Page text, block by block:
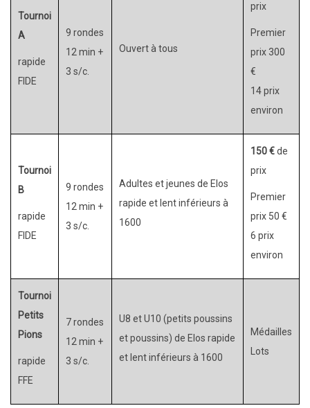
Tournoi
A
rapide
FIDE
9 rondes
12 min +
3 s/c.
Ouvert à tous
prix
Premier
prix 300
€
14 prix
environ
Tournoi
B
rapide
FIDE
9 rondes
12 min +
3 s/c.
Adultes et jeunes de Elos
rapide et lent inférieurs à
1600
150 €de
prix
Premier
prix 50 €
6 prix
environ
Tournoi
Petits
Pions
rapide
FFE
7 rondes
12 min +
3 s/c.
U8 et U10 (petits poussins
et poussins) de Elos rapide
et lent inférieurs à 1600
Médailles
Lots